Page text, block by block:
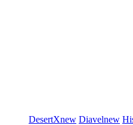
DesertXnew Diavelnew